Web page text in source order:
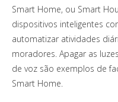
Smart Home, ou Smart
dispositivos inteligentes
automatizar atividades
moradores. Apagar as
de voz são exemplos de
Smart Home.